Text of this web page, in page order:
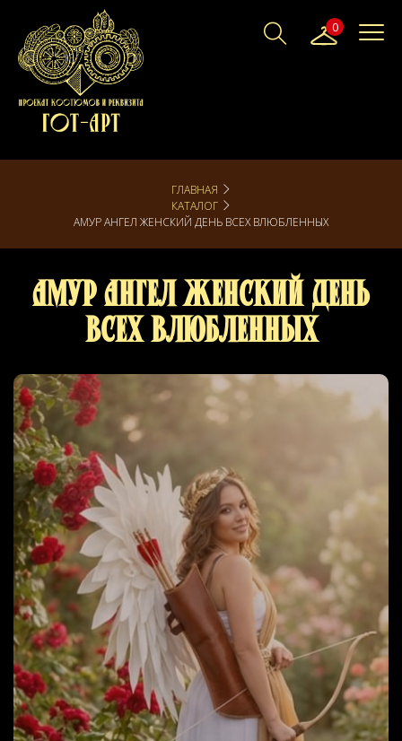
0
ГЛАВНАЯ
КАТАЛОГ
АМУР АНГЕЛ ЖЕНСКИЙ ДЕНЬ ВСЕХ ВЛЮБЛЕННЫХ
Амур Ангел женский День
всех влюбленных